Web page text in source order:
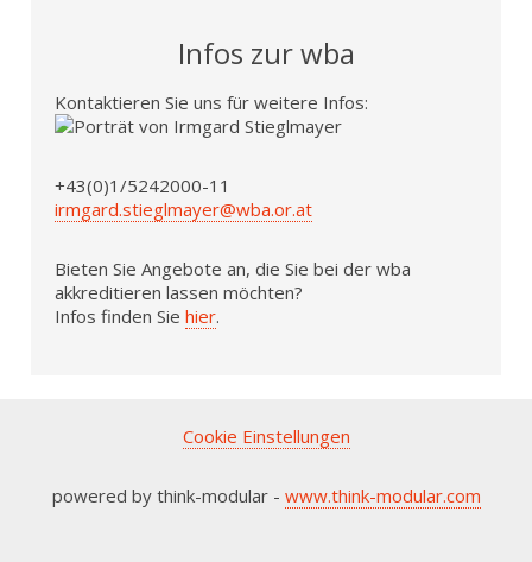
Infos zur wba
Kontaktieren Sie uns für weitere Infos:
+43(0)1/5242000-11
irmgard.stieglmayer@wba.or.at
Bieten Sie Angebote an, die Sie bei der wba
akkreditieren lassen möchten?
Infos finden Siehier.
Cookie Einstellungen
powered by think-modular - www.think-modular.com